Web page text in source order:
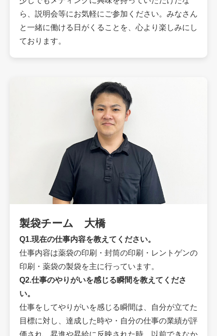
ら、説明会等にお気軽にご参加ください。みなさん
と一緒に働ける日がくることを、心より楽しみにし
ております。
製袋チーム 大橋
Q1.現在の仕事内容を教えてください。
仕事内容は薬袋の印刷・封筒の印刷・レントゲンの
印刷・薬袋の製袋を主に行っています。
Q2.仕事のやりがいを感じる瞬間を教えてくださ
い。
仕事をしてやりがいを感じる瞬間は、自分が立てた
目標に対し、達成した時や・自分の仕事の業績が評
価され、昇進や昇給に反映された時、以前できなか